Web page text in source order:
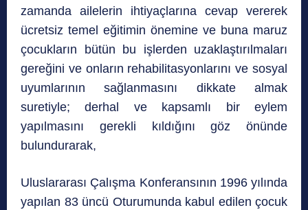
zamanda ailelerin ihtiyaçlarına cevap vererek
ücretsiz temel eğitimin önemine ve buna maruz
çocukların bütün bu işlerden uzaklaştırılmaları
gereğini ve onların rehabilitasyonlarını ve sosyal
uyumlarının sağlanmasını dikkate almak
suretiyle; derhal ve kapsamlı bir eylem
yapılmasını gerekli kıldığını göz önünde
bulundurarak,
Uluslararası Çalışma Konferansının 1996 yılında
yapılan 83 üncü Oturumunda kabul edilen çocuk